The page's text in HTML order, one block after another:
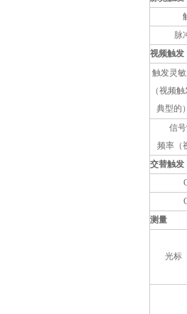
脉
视频触发
触发灵
（视频
典型的
信
频率（
交替触发
测量
光标